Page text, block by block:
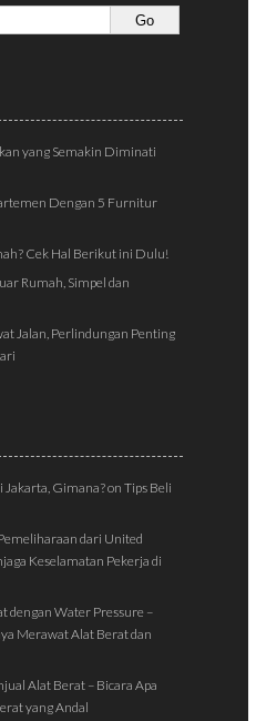
yang Semakin Diminati
Dengan 5 Furnitur
Cek Hal Berikut ini Dulu!
Rumah, Simpel dan
Jalan, Perlindungan Penting
Jakarta, Gimana?onTips Beli
dari United
Keselamatan Pekerja di
dengan Water Pressure –
Merawat Alat Berat dan
Alat Berat – Bicara Apa
yang Andal